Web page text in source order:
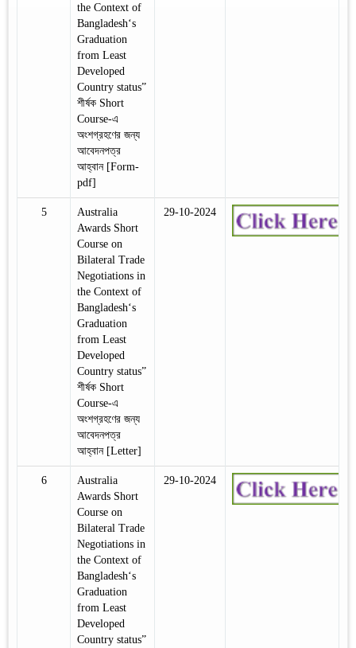
the Context of
Bangladesh‘s
Graduation
from Least
Developed
Country status”
শীর্ষক Short
Course-এ
অংশগ্রহণের জন্য
আবেদনপত্র
আহ্বান [Form-
pdf]
5
Australia
Awards Short
Course on
Bilateral Trade
Negotiations in
the Context of
Bangladesh‘s
Graduation
from Least
Developed
Country status”
শীর্ষক Short
Course-এ
অংশগ্রহণের জন্য
আবেদনপত্র
আহ্বান [Letter]
29-10-2024
6
Australia
Awards Short
Course on
Bilateral Trade
Negotiations in
the Context of
Bangladesh‘s
Graduation
from Least
Developed
Country status”
29-10-2024